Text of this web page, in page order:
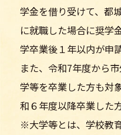
学金を借り受けて、都
に就職した場合に奨学
学卒業後１年以内が申
また、令和7年度から
学等を卒業した方も対
和６年度以降卒業した
※大学等とは、学校教